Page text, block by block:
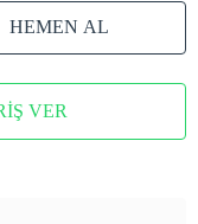
HEMEN AL
VER